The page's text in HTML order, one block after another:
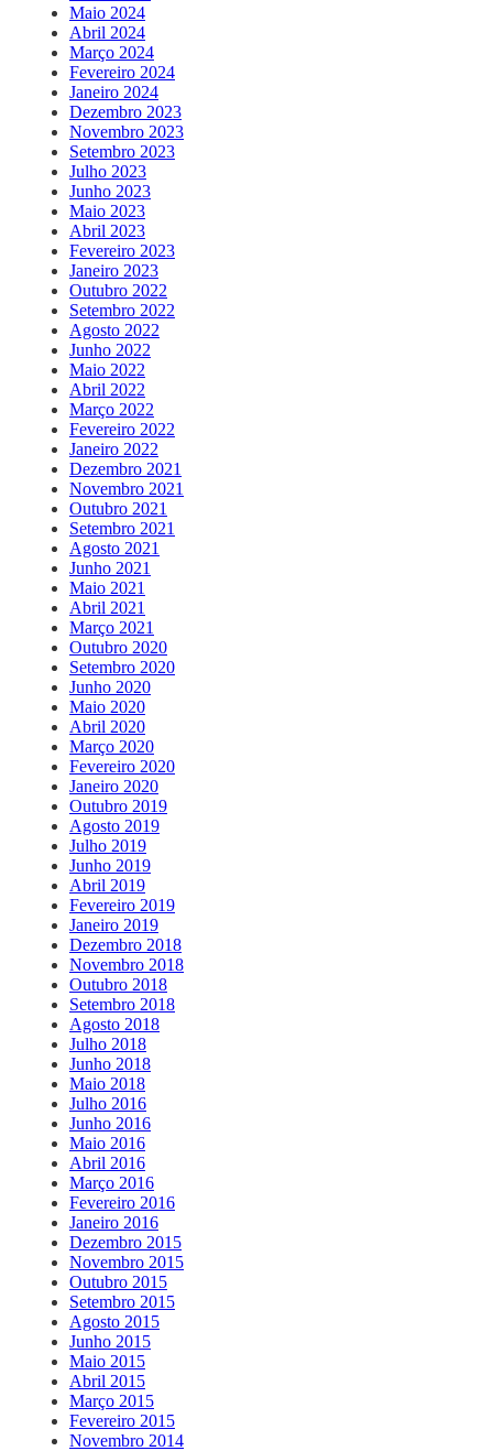
Maio 2024
Abril 2024
Março 2024
Fevereiro 2024
Janeiro 2024
Dezembro 2023
Novembro 2023
Setembro 2023
Julho 2023
Junho 2023
Maio 2023
Abril 2023
Fevereiro 2023
Janeiro 2023
Outubro 2022
Setembro 2022
Agosto 2022
Junho 2022
Maio 2022
Abril 2022
Março 2022
Fevereiro 2022
Janeiro 2022
Dezembro 2021
Novembro 2021
Outubro 2021
Setembro 2021
Agosto 2021
Junho 2021
Maio 2021
Abril 2021
Março 2021
Outubro 2020
Setembro 2020
Junho 2020
Maio 2020
Abril 2020
Março 2020
Fevereiro 2020
Janeiro 2020
Outubro 2019
Agosto 2019
Julho 2019
Junho 2019
Abril 2019
Fevereiro 2019
Janeiro 2019
Dezembro 2018
Novembro 2018
Outubro 2018
Setembro 2018
Agosto 2018
Julho 2018
Junho 2018
Maio 2018
Julho 2016
Junho 2016
Maio 2016
Abril 2016
Março 2016
Fevereiro 2016
Janeiro 2016
Dezembro 2015
Novembro 2015
Outubro 2015
Setembro 2015
Agosto 2015
Junho 2015
Maio 2015
Abril 2015
Março 2015
Fevereiro 2015
Novembro 2014